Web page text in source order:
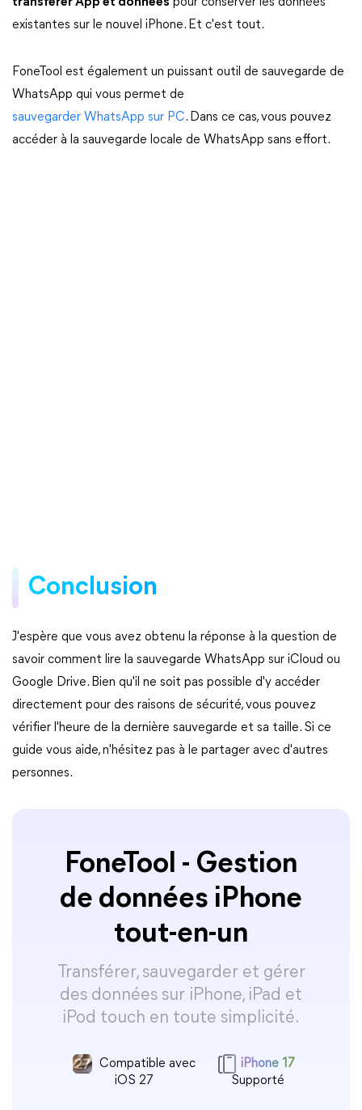
existantes sur le nouvel iPhone. Et c'est tout.
FoneTool est également un puissant outil de sauvegarde de
WhatsApp qui vous permet de
sauvegarder WhatsApp sur PC. Dans ce cas, vous pouvez
accéder à la sauvegarde locale de WhatsApp sans effort.
Conclusion
J'espère que vous avez obtenu la réponse à la question de
savoir comment lire la sauvegarde WhatsApp sur iCloud ou
Google Drive. Bien qu'il ne soit pas possible d'y accéder
directement pour des raisons de sécurité, vous pouvez
vérifier l'heure de la dernière sauvegarde et sa taille. Si ce
guide vous aide, n'hésitez pas à le partager avec d'autres
personnes.
FoneTool - Gestion
de données iPhone
tout-en-un
Transférer, sauvegarder et gérer
des données sur iPhone, iPad et
iPod touch en toute simplicité.
Compatible avec
iOS 27
iPhone 17
Supporté